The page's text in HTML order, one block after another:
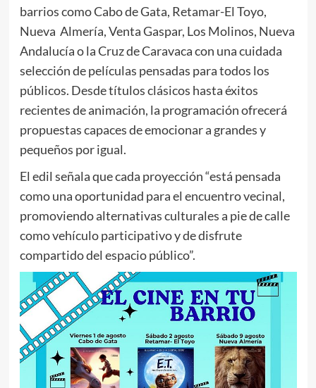
barrios como Cabo de Gata, Retamar-El Toyo,
Nueva Almería, Venta Gaspar, Los Molinos, Nueva
Andalucía o la Cruz de Caravaca con una cuidada
selección de películas pensadas para todos los
públicos. Desde títulos clásicos hasta éxitos
recientes de animación, la programación ofrecerá
propuestas capaces de emocionar a grandes y
pequeños por igual.
El edil señala que cada proyección “está pensada
como una oportunidad para el encuentro vecinal,
promoviendo alternativas culturales a pie de calle
como vehículo participativo y de disfrute
compartido del espacio público”.